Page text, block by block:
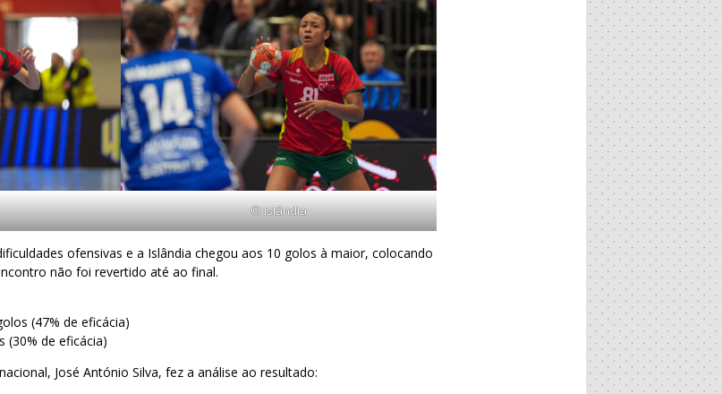
© Islândia
ofensivas e a Islândia chegou aos 10 golos à maior, colocando
não foi revertido até ao final.
(47% de eficácia)
(30% de eficácia)
José António Silva, fez a análise ao resultado: